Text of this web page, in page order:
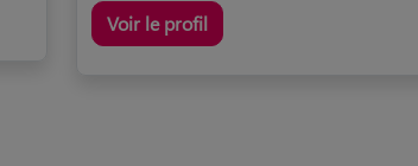
Voir le profil